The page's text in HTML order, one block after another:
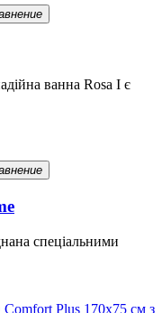
ванна Rosa I є
спеціальними